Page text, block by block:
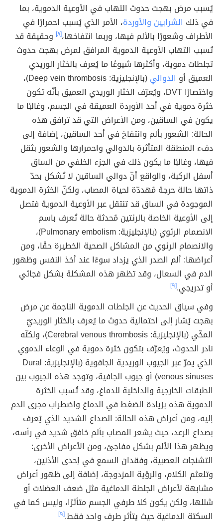
يُسبب مرض بهجت حدوث التهاب في الأوعية الدموية، بما
في ذلك الشرايين والأوردة، الأمر الذي يُسبب احمرارًا في
الأطراف وشعورًا بالألم فيها، وربما انتفاخها،[٨]
وحقيقة قد
تُسبب التهاب الأوعية الدموية المرافق لمرض بهجت حدوث
تجلطات دموية، وأكثرها شيوعًا ما يُعرف بالخثار الوريدي
العميق أو الدوالي
(بالإنجليزية: Deep vein thrombosis)،
واختصارًا DVT، ويُعرّف الخثار الوريدي العميق بأنّه تكون
خثرة دموية في أحد الأوردة العميقة في الجسم، وغالبًا ما
يكون في الساقين، ومن الأعراض التي قد ترافق هذه
الحالة: الشعور بألم وانتفاخ في أحد الساقين، إضافة إلى
دفء المنطقة المتأثرة بالدوالي واحمرارها والشعور بثقل
فيها، وغالبًا ما يكون ذلك في الجزء الخلفي من الساق
أسفل الركبة، والواقع أنّ دوالي الساقين لا تُشكل بحدّ
ذاتها حالة حرجة مُهددّة لحياة المصاب، ولكنّ الخثرة الدموية
الموجودة في الساق قد تنتقل عبر الأوعية الدموية فتصل
إلى الأوعية الخاصة بالرئتين مُحدثة حالة تُعرف باسم
الانصمام الرئوي (بالإنجليزية: Pulmonary embolism)‏،
والانصمام الرئوي من المشاكل الصحية الخطيرة حقًا، ومن
أعراضها: ألم الصدر الذي يزداد سوءًا عند أخذ النفس وظهور
الدم في السعال، وقد تظهر هذه المشكلة بشكل فجائي
أو تدريجي.[٩]
وفي سياق الحديث عن الجلطات الدموية الناجمة عن مرض
بهجت يُشار إلى احتمالية حدوث ما يُعرف بالخثار الوريديّ
المخّي (بالإنجليزية: Cerebral venous thrombosis)، ولكنّه
نادر الحدوث، ويُعرّف بتكون خثرة دموية في الوعاء الدموي
الذي يمرّ عبر الجيوب الوريدية الجافوية (بالإنجليزية: Dural
venous sinuses)‏ أو جيوب الجافية، وتوجد هذه الجيوب بين
الطبقات الخارجية والداخلية للدماغ، وقد تُسبب الخثرة
الدموية هذه بزيادة الضغط في الدماغ واضطراب مجرى الدم
إليه، ومن أعراض هذه الحالة: الصداع الشديد الذي يُعرف
بصداع الرعد، حيث يشعر المصاب بألم خافق شديد في رأسه،
ويظهر هذا الألم بشكل مفاجئ، ومن الأعراض الأخرى:
التشنجات العصبية، وفقدان السمع في إحدى الأذنين،
وتلعثم الكلام، والرؤية المزدوجة، إضافة إلى ظهور أعراض
مشابهة لأعراض الجلطة الدماغية مثل ضعف العضلات أو
شللها، ولكن يكون كلا طرفي الجسم متأثرًا، وليس كما في
السكتة الدماغية حيث يتأثر طرف واحد فقط.[٩]